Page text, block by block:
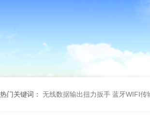
热门关键词： 无线数据输出扭力扳手 蓝牙WIFI传